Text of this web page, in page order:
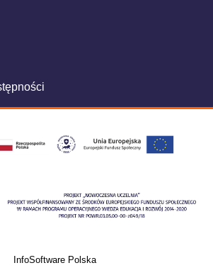
InfoSoftware Polska